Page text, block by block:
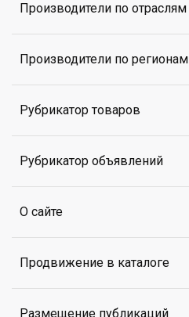
Производители по отраслям
Производители по регионам
Рубрикатор товаров
Рубрикатор объявлений
О сайте
Продвижение в каталоге
Размещение публикаций